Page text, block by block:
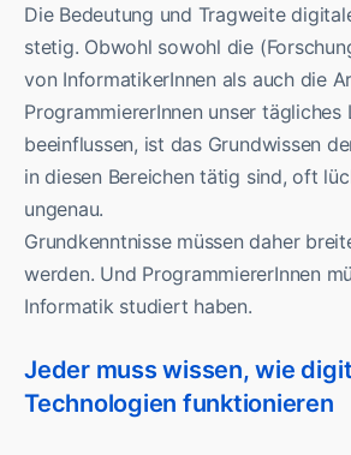
Die Bedeutung und Tragweite
stetig. Obwohl sowohl die
von InformatikerInnen als auch die
ProgrammiererInnen unser tägliches
beeinflussen, ist das Grundwissen
in diesen Bereichen tätig sind, oft
ungenau.
Grundkenntnisse müssen daher
werden. Und ProgrammiererInnen
Informatik studiert haben.
Jeder muss wissen, wie
Technologien funktionieren